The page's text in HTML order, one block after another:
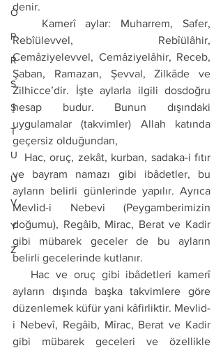
Ö
P
R
S
Ş
T
U
Ü
V
Y
Z
denir.
Rebîülevvel, Rebîülâhir,
Cemâziyelevvel, Cemâziyelâhir, Receb,
Şaban, Ramazan, Şevval, Zilkâde ve
Zilhicce’dir. İşte aylarla ilgili dosdoğru
hesap budur. Bunun dışındaki
uygulamalar (takvimler) Allah katında
geçersiz olduğundan,
   Hac, oruç, zekât, kurban, sadaka-i fıtır
ve bayram namazı gibi ibâdetler, bu
ayların belirli günlerinde yapılır. Ayrıca
Mevlid-i Nebevi (Peygamberimizin
doğumu), Regâib, Mirac, Berat ve Kadir
gibi mübarek geceler de bu ayların
belirli gecelerinde kutlanır.
ayların dışında başka takvimlere göre
düzenlemek küfür yani kâfirliktir. Mevlid-
i Nebevî, Regâib, Mîrac, Berat ve Kadir
gibi mübarek geceleri ve özellikle